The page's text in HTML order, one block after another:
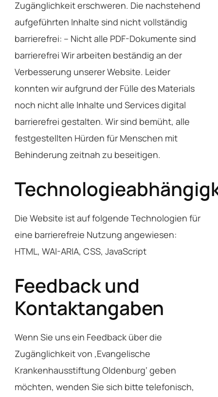
Zugänglichkeit erschweren. Die nachstehend
aufgeführten Inhalte sind nicht vollständig
barrierefrei: – Nicht alle PDF-Dokumente sind
barrierefrei Wir arbeiten beständig an der
Verbesserung unserer Website. Leider
konnten wir aufgrund der Fülle des Materials
noch nicht alle Inhalte und Services digital
barrierefrei gestalten. Wir sind bemüht, alle
festgestellten Hürden für Menschen mit
Behinderung zeitnah zu beseitigen.
Die Website ist auf folgende Technologien für
eine barrierefreie Nutzung angewiesen:
HTML, WAI-ARIA, CSS, JavaScript
Feedback und
Kontaktangaben
Wenn Sie uns ein Feedback über die
Zugänglichkeit von ‚Evangelische
Krankenhausstiftung Oldenburg‘ geben
möchten, wenden Sie sich bitte telefonisch,